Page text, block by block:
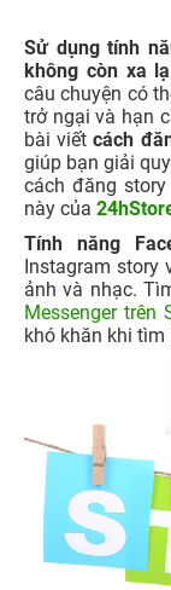
Sử dụng tính
không còn xa
câu chuyện có
trở ngại và hạn
bài viếtcách
giúp bạn giải
cách đăng
này của
Tính năng
Instagram story
ảnh và nhạc.
Messenger trên
khó khăn khi